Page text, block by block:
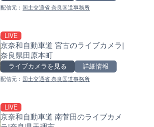
配信元： 国土交通省 奈良国道事務所
LIVE
京奈和自動車道 宮古のライブカメラ|
奈良県田原本町
ライブカメラを見る 詳細情報
配信元： 国土交通省 奈良国道事務所
LIVE
京奈和自動車道 南菅田のライブカメ